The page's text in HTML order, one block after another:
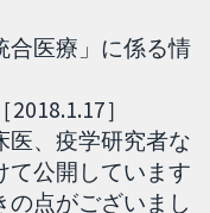
合医療」に係る情
］
医、疫学研究者な
て公開しています
点がございまし